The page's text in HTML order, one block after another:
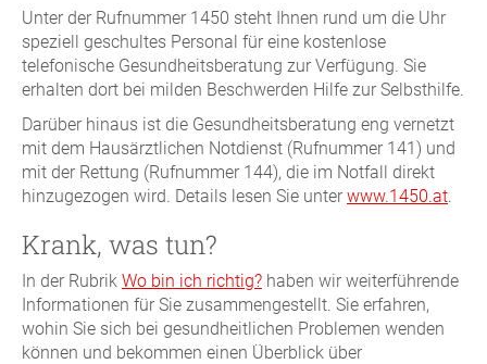
Unter der Rufnummer 1450 steht Ihnen rund um die Uhr
speziell geschultes Personal für eine kostenlose
telefonische Gesundheitsberatung zur Verfügung. Sie
erhalten dort bei milden Beschwerden Hilfe zur Selbsthilfe.
Darüber hinaus ist die Gesundheitsberatung eng vernetzt
mit dem Hausärztlichen Notdienst (Rufnummer 141) und
mit der Rettung (Rufnummer 144), die im Notfall direkt
hinzugezogen wird. Details lesen Sie unter www.1450.at.
Krank, was tun?
In der Rubrik Wo bin ich richtig? haben wir weiterführende
Informationen für Sie zusammengestellt. Sie erfahren,
wohin Sie sich bei gesundheitlichen Problemen wenden
können und bekommen einen Überblick über